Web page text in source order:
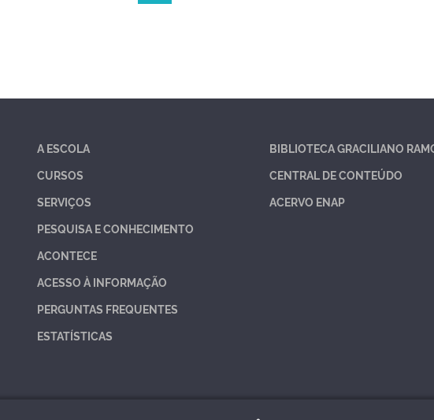
A ESCOLA
CURSOS
SERVIÇOS
PESQUISA E CONHECIMENTO
ACONTECE
ACESSO À INFORMAÇÃO
PERGUNTAS FREQUENTES
ESTATÍSTICAS
BIBLIOTECA GRACILIANO
CENTRAL DE CONTEÚDO
ACERVO ENAP